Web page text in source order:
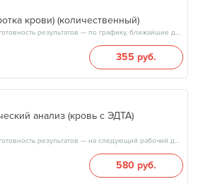
крови) (количественный)
Продолжительность минут, готовность результатов — по графику, ближайшие даты: 10.08.26, 12.08.26, 17.08.26, 19.08.26, результат через 4 рабочих дня, после 17:00
355 руб.
анализ (кровь с ЭДТА)
Продолжительность минут, готовность результатов — на следующий рабочий день, после 17:00
580 руб.